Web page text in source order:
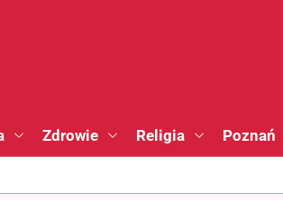
Zdrowie Religia Poznań